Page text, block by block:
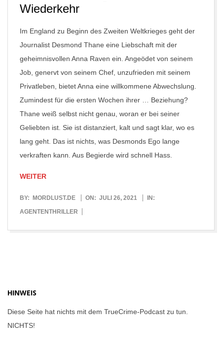
Wiederkehr
Im England zu Beginn des Zweiten Weltkrieges geht der
Journalist Desmond Thane eine Liebschaft mit der
geheimnisvollen Anna Raven ein. Angeödet von seinem
Job, genervt von seinem Chef, unzufrieden mit seinem
Privatleben, bietet Anna eine willkommene Abwechslung.
Zumindest für die ersten Wochen ihrer … Beziehung?
Thane weiß selbst nicht genau, woran er bei seiner
Geliebten ist. Sie ist distanziert, kalt und sagt klar, wo es
lang geht. Das ist nichts, was Desmonds Ego lange
verkraften kann. Aus Begierde wird schnell Hass.
WEITER
2021-
07-
BY: MORDLUST.DE ON: JULI 26, 2021
IN:
AGENTENTHRILLER
HINWEIS
Diese Seite hat nichts mit dem TrueCrime-Podcast zu tun.
NICHTS!